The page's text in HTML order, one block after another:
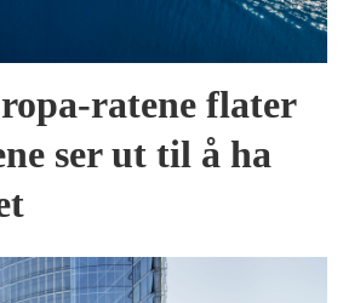
ratene flater
ser ut til å ha